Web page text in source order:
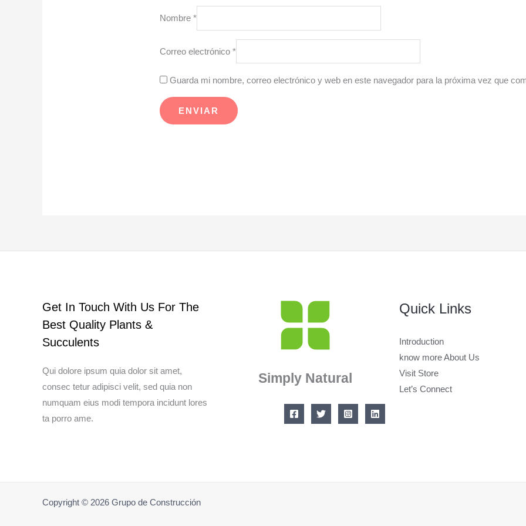
Nombre*
Correo electrónico*
Guarda mi nombre, correo electrónico y web en este navegador para la próxima vez que
Get In Touch With Us For The
Best Quality Plants &
Succulents
Qui dolore ipsum quia dolor sit amet,
consec tetur adipisci velit, sed quia non
numquam eius modi tempora incidunt lores
ta porro ame.
Simply Natural
Quick Links
Introduction
know more About Us
Visit Store
Let’s Connect
Copyright © 2026 Grupo de Construcción